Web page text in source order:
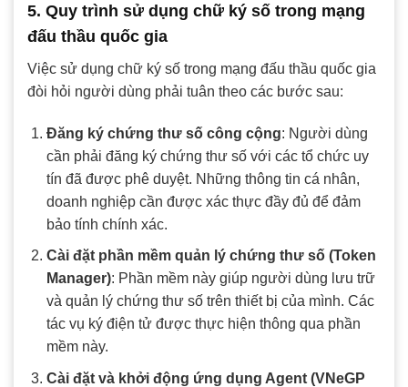
5. Quy trình sử dụng chữ ký số trong mạng
đấu thầu quốc gia
Việc sử dụng chữ ký số trong mạng đấu thầu quốc gia
đòi hỏi người dùng phải tuân theo các bước sau:
Đăng ký chứng thư số công cộng: Người dùng
cần phải đăng ký chứng thư số với các tổ chức uy
tín đã được phê duyệt. Những thông tin cá nhân,
doanh nghiệp cần được xác thực đầy đủ để đảm
bảo tính chính xác.
Cài đặt phần mềm quản lý chứng thư số (Token
Manager): Phần mềm này giúp người dùng lưu trữ
và quản lý chứng thư số trên thiết bị của mình. Các
tác vụ ký điện tử được thực hiện thông qua phần
mềm này.
Cài đặt và khởi động ứng dụng Agent (VNeGP